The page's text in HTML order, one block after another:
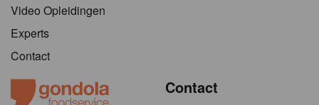
Video Opleidingen
Experts
Contact
Contact